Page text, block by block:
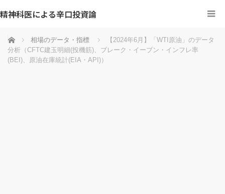
精神科医による辛口投資論
ホーム 相場のデータ・指標
【2024年6月】「WTI原油」のデータ
分析（CFTC建玉明細(投機筋)、ブレーク・イーブン・インフレ率
(BEI)、原油在庫統計(EIA・API)）